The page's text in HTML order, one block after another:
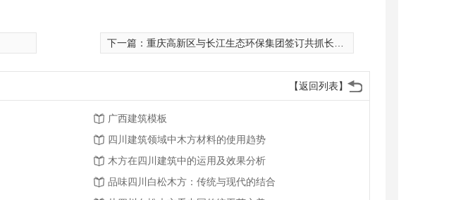
下一篇： 重庆高新区与长江生态环保集团签订共抓长江大保护战略合作框架协议
【返回列表】
广西建筑模板
四川建筑领域中木方材料的使用趋势
木方在四川建筑中的运用及效果分析
品味四川白松木方：传统与现代的结合